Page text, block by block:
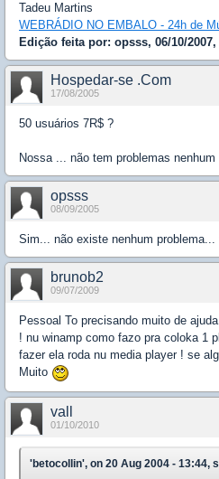
Tadeu Martins
WEBRÁDIO NO EMBALO - 24h de
Edição feita por: opsss, 06/10/2007,
Hospedar-se .Com
17/08/2005
50 usuários 7R$ ?
Nossa ... não tem problemas nenhum
opsss
08/09/2005
Sim... não existe nenhum problema...
brunob2
09/07/2009
Pessoal To precisando muito de
! nu winamp como fazo pra coloka 1
fazer ela roda nu media player ! se
Muito
vall
01/10/2010
'betocollin', on 20 Aug 2004 - 13:44,